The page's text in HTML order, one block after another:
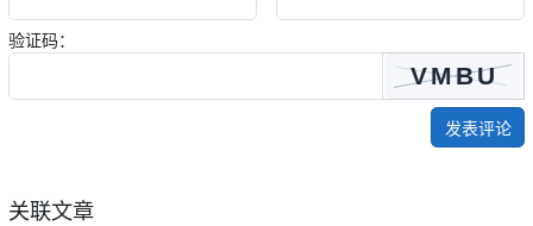
验证码：
发表评论
关联文章